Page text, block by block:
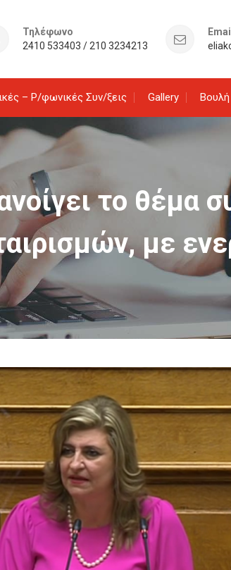
Τηλέφωνο
2410 533403 / 210 3234213
Email
– Ρ/φωνικές Συν/ξεις Gallery Βουλή
το θέμα
με